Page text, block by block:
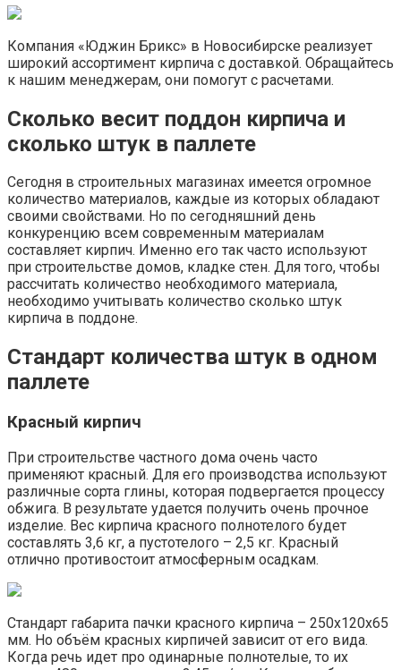
Компания «Юджин Брикс» в Новосибирске реализует
широкий ассортимент кирпича с доставкой. Обращайтесь
к нашим менеджерам, они помогут с расчетами.
Сколько весит поддон кирпича и
сколько штук в паллете
Сегодня в строительных магазинах имеется огромное
количество материалов, каждые из которых обладают
своими свойствами. Но по сегодняшний день
конкуренцию всем современным материалам
составляет кирпич. Именно его так часто используют
при строительстве домов, кладке стен. Для того, чтобы
рассчитать количество необходимого материала,
необходимо учитывать количество сколько штук
кирпича в поддоне.
Стандарт количества штук в одном
паллете
Красный кирпич
При строительстве частного дома очень часто
применяют красный. Для его производства используют
различные сорта глины, которая подвергается процессу
обжига. В результате удается получить очень прочное
изделие. Вес кирпича красного полнотелого будет
составлять 3,6 кг, а пустотелого – 2,5 кг. Красный
отлично противостоит атмосферным осадкам.
Стандарт габарита пачки красного кирпича – 250х120х65
мм. Но объём красных кирпичей зависит от его вида.
Когда речь идет про одинарные полнотелые, то их